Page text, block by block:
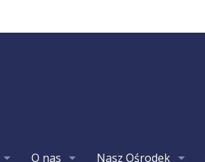
O nas Nasz Ośrodek